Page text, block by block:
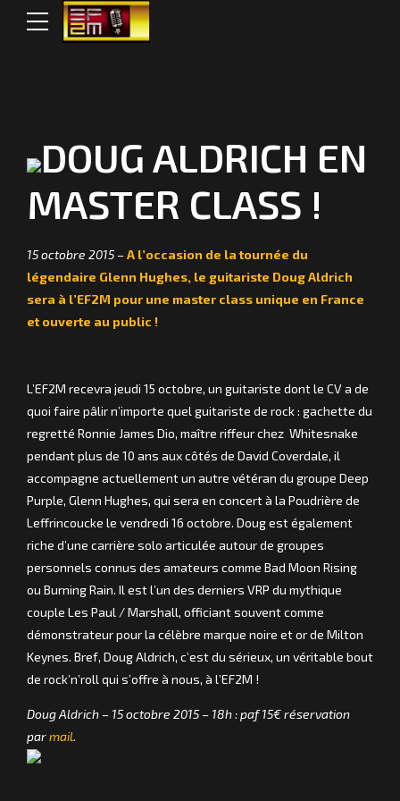
DOUG ALDRICH EN
MASTER CLASS !
15 octobre 2015 –A l’occasion de la tournée du
légendaire Glenn Hughes, le guitariste Doug Aldrich
sera à l’EF2M pour une master class unique en France
et ouverte au public !
L’EF2M recevra jeudi 15 octobre, un guitariste dont le CV a de
quoi faire pâlir n’importe quel guitariste de rock : gachette du
regretté Ronnie James Dio, maître riffeur chez Whitesnake
pendant plus de 10 ans aux côtés de David Coverdale, il
accompagne actuellement un autre vétéran du groupe Deep
Purple, Glenn Hughes, qui sera en concert à la Poudrière de
Leffrincoucke le vendredi 16 octobre. Doug est également
riche d’une carrière solo articulée autour de groupes
personnels connus des amateurs comme Bad Moon Rising
ou Burning Rain. Il est l’un des derniers VRP du mythique
couple Les Paul / Marshall, officiant souvent comme
démonstrateur pour la célèbre marque noire et or de Milton
Keynes. Bref, Doug Aldrich, c’est du sérieux, un véritable bout
de rock’n’roll qui s’offre à nous, à l’EF2M !
Doug Aldrich – 15 octobre 2015 – 18h : paf 15€ réservation
parmail.